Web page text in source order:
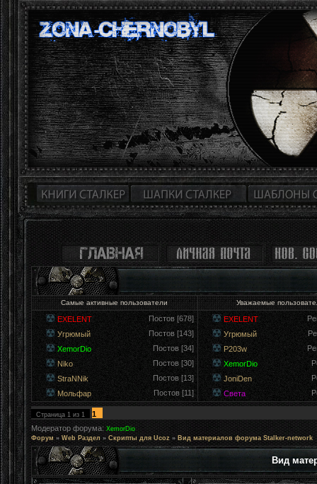
Самые активные пользователи Уважаемые
EXELENT
Постов [678]
Угрюмый
Постов [143]
XemorDio
Постов [34]
Niko
Постов [30]
StraNNik
Постов [13]
Мольфар
Постов [11]
EXELENT
Угрюмый
P203w
XemorDio
JoniDen
Света
Страница 1 из 1
1
Модератор форума: XemorDio
Форум » Web Раздел » Скрипты для Ucoz » Вид материалов форума Stalker-network
Вид